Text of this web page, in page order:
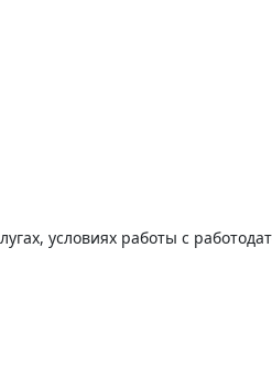
условиях работы с